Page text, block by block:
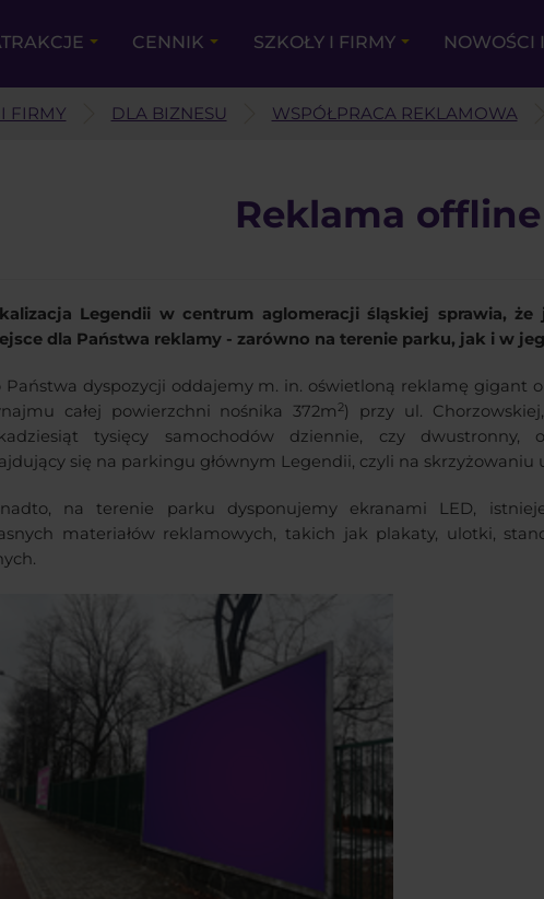
CENNIK SZKOŁY I FIRMY NOWOŚCI
FIRMY DLA BIZNESU WSPÓŁPRACA REKLAMOWA
Reklama offline
Legendii w centrum aglomeracji śląskiej sprawia,
dla Państwa reklamy - zarówno na terenie parku, jak i w
Państwa dyspozycji oddajemy m. in. oświetloną reklamę gigant
całej powierzchni nośnika 372m2) przy ul.
tysięcy samochodów dziennie, czy dwustronny,
się na parkingu głównym Legendii, czyli na skrzyżowaniu
na terenie parku dysponujemy ekranami LED,
materiałów reklamowych, takich jak plakaty, ulotki,